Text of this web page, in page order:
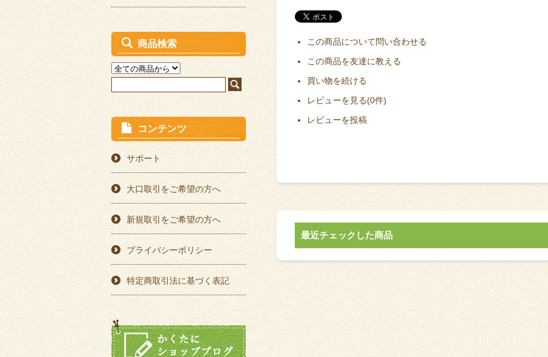
この商品について問い合わせる
この商品を友達に教える
買い物を続ける
レビューを見る(0件)
レビューを投稿
最近チェックした商品
商品検索
コンテンツ
サポート
大口取引をご希望の方へ
新規取引をご希望の方へ
プライバシーポリシー
特定商取引法に基づく表記